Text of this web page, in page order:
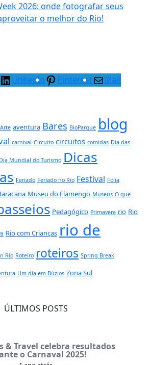
2026: onde fotografar seus
o melhor do Rio!
LinkedIn Pinterest Mail
Arte aventura Bares BioParque blog
carnival Circuito circuitos comidas Dia das
Dia Mundial do Turismo Dicas
Feriado Feriado no Rio Festival Folia
Museu do Flamengo Museus O que
Pedagógico Primavera rio Rio
Rio com Crianças rio de
Rio Roteiro roteiros Spring Break
Um dia em Búzios Zona Sul
ÚLTIMOS POSTS
& Travel celebra resultados
o Carnaval 2025!